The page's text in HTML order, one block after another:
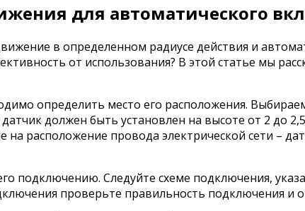
для автоматического
в определенном радиусе действия и
от использования? В этой статье мы
определить место его расположения.
должен быть установлен на высоте от 2 до
расположение провода электрической сети –
подключению. Следуйте схеме подключения,
проверьте правильность подключения и